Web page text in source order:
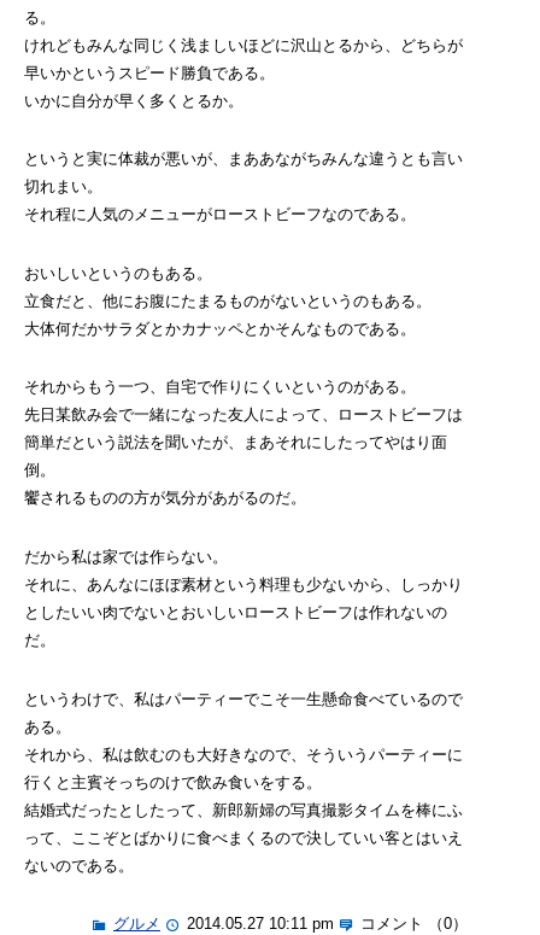
る。
けれどもみんな同じく浅ましいほどに沢山とるから、どちらが
早いかというスピード勝負である。
いかに自分が早く多くとるか。
というと実に体裁が悪いが、まああながちみんな違うとも言い
切れまい。
それ程に人気のメニューがローストビーフなのである。
おいしいというのもある。
立食だと、他にお腹にたまるものがないというのもある。
大体何だかサラダとかカナッペとかそんなものである。
それからもう一つ、自宅で作りにくいというのがある。
先日某飲み会で一緒になった友人によって、ローストビーフは
簡単だという説法を聞いたが、まあそれにしたってやはり面
倒。
饗されるものの方が気分があがるのだ。
だから私は家では作らない。
それに、あんなにほぼ素材という料理も少ないから、しっかり
としたいい肉でないとおいしいローストビーフは作れないの
だ。
というわけで、私はパーティーでこそ一生懸命食べているので
ある。
それから、私は飲むのも大好きなので、そういうパーティーに
行くと主賓そっちのけで飲み食いをする。
結婚式だったとしたって、新郎新婦の写真撮影タイムを棒にふ
って、ここぞとばかりに食べまくるので決していい客とはいえ
ないのである。
グルメ 2014.05.27 10:11 pm コメント （0）